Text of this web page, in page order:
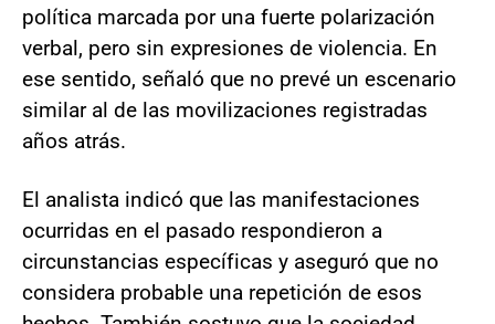
política marcada por una fuerte polarización
verbal, pero sin expresiones de violencia. En
ese sentido, señaló que no prevé un escenario
similar al de las movilizaciones registradas
años atrás.
El analista indicó que las manifestaciones
ocurridas en el pasado respondieron a
circunstancias específicas y aseguró que no
considera probable una repetición de esos